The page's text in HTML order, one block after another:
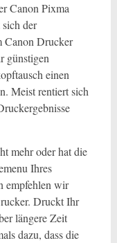
Canon Pixma
der
Canon Drucker
günstigen
einen
Meist rentiert sich
mehr oder hat die
Ihres
empfehlen wir
Druckt Ihr
längere Zeit
dazu, dass die